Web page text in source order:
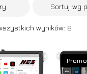
wyników: 8
Sortuj wg